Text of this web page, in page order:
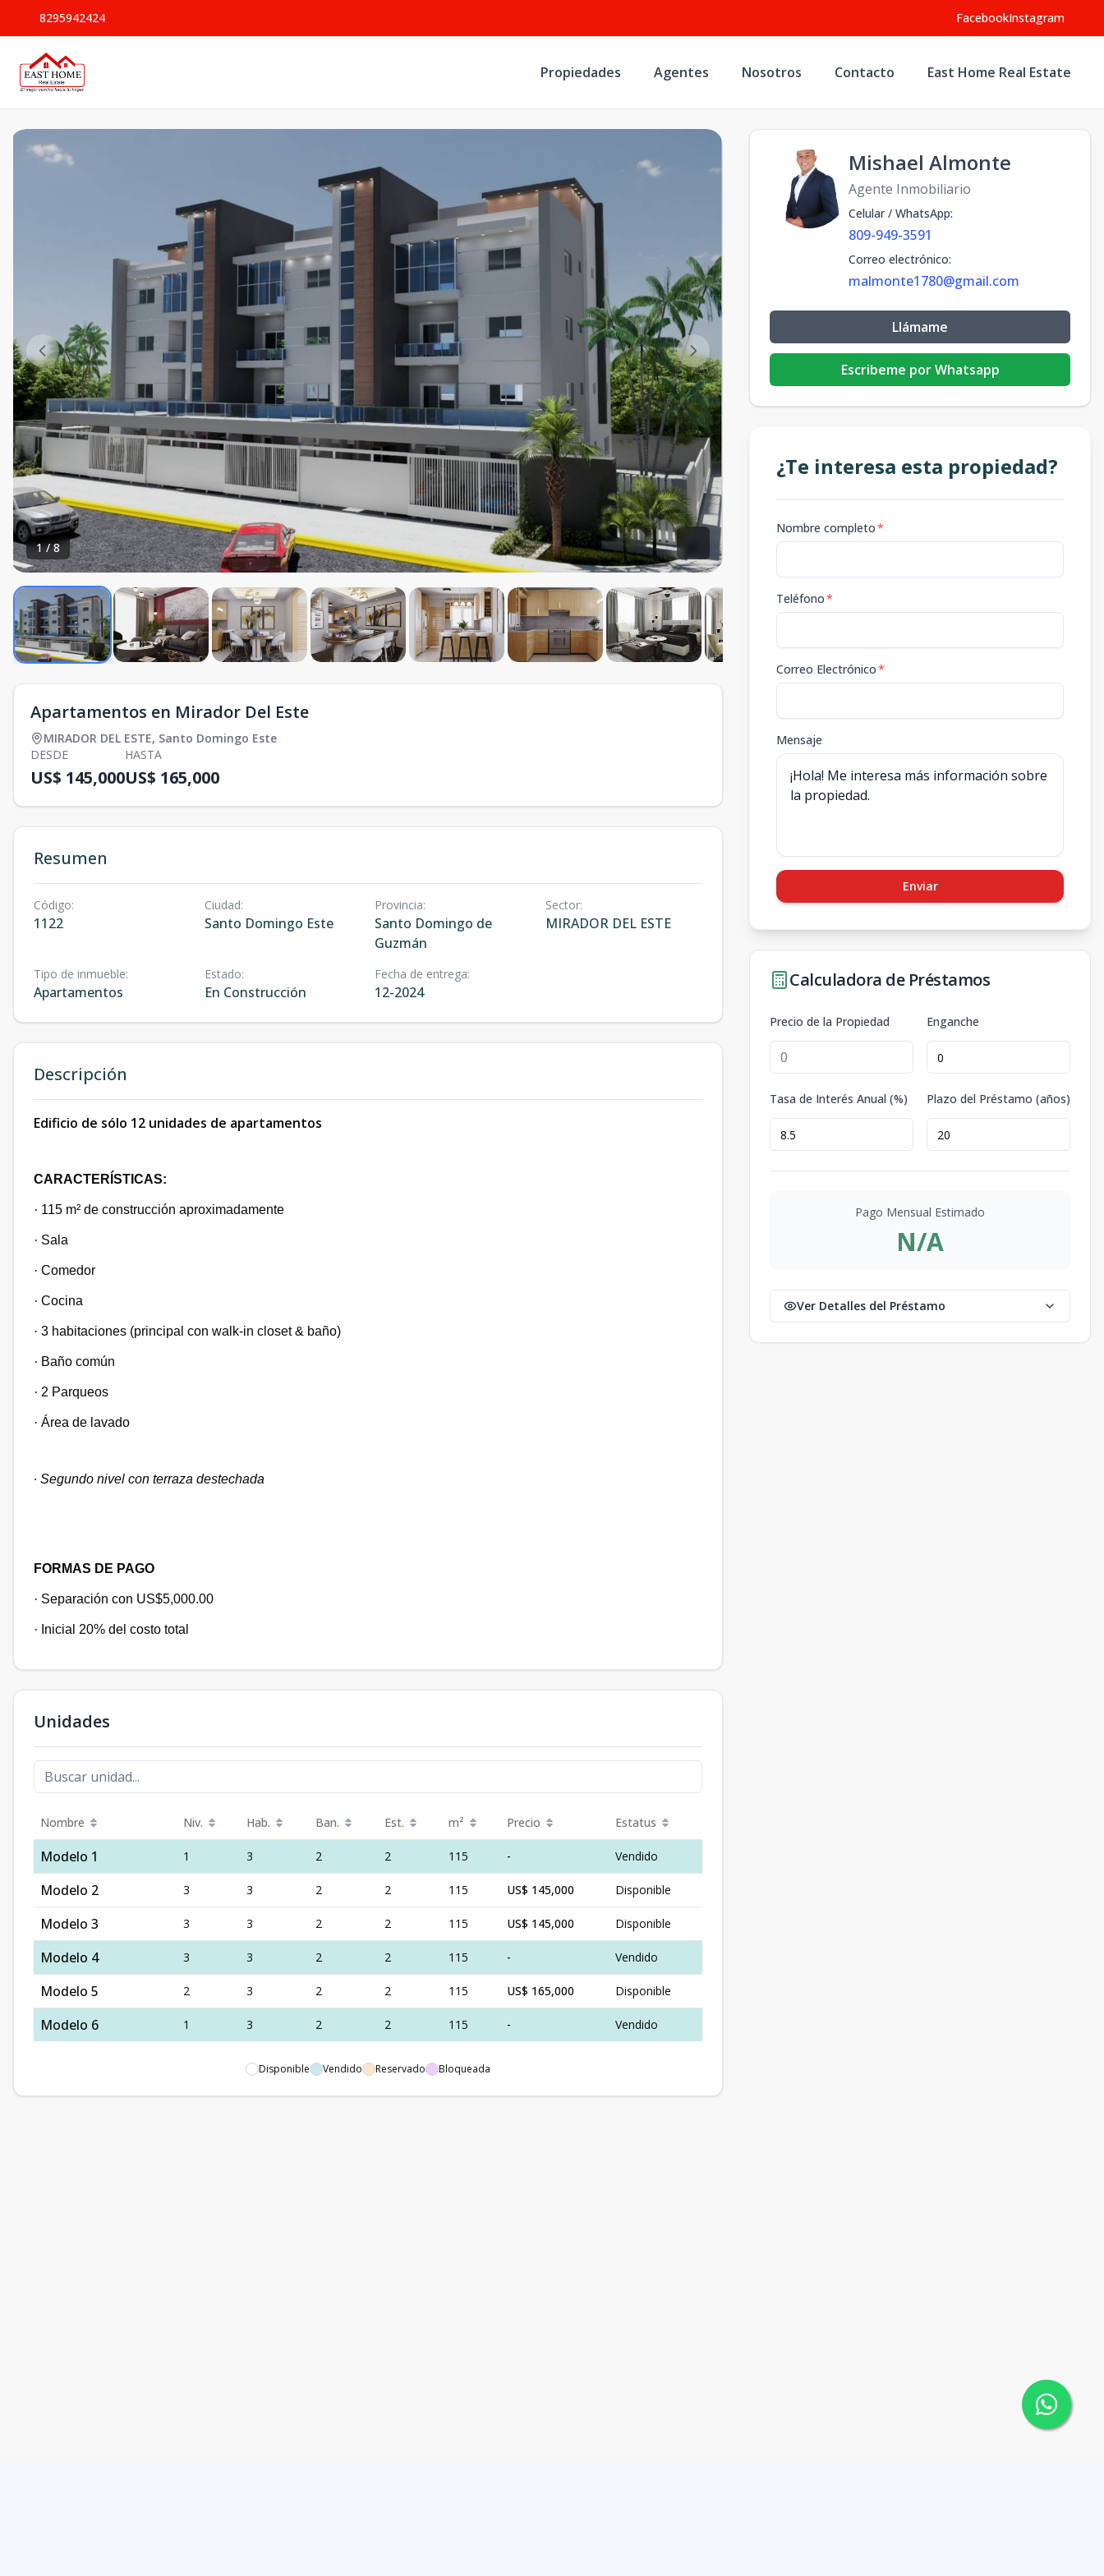
8295942424 FacebookInstagram
Propiedades Agentes Nosotros Contacto East Home Real Estate
1/8
Apartamentos en Mirador Del Este
MIRADOR DEL ESTE, Santo Domingo Este
DESDE
US$ 145,000
HASTA
US$ 165,000
Resumen
Código:
1122
Ciudad:
Santo Domingo Este
Provincia:
Santo Domingo de
Guzmán
Sector:
MIRADOR DEL ESTE
Tipo de inmueble:
Apartamentos
Estado:
En Construcción
Fecha de entrega:
12-2024
Descripción
Edificio de sólo 12 unidades de apartamentos
CARACTERÍSTICAS:
· 115 m² de construcción aproximadamente
· Sala
· Comedor
· Cocina
· 3 habitaciones (principal con walk-in closet & baño)
· Baño común
· 2 Parqueos
· Área de lavado
· Segundo nivel con terraza destechada
FORMAS DE PAGO
· Separación con US$5,000.00
· Inicial 20% del costo total
Unidades
Nombre Niv. Hab. Ban. Est. m² Precio Estatus
Modelo 1 1 3 2 2 115 - Vendido
Modelo 2 3 3 2 2 115 US$ 145,000 Disponible
Modelo 3 3 3 2 2 115 US$ 145,000 Disponible
Modelo 4 3 3 2 2 115 - Vendido
Modelo 5 2 3 2 2 115 US$ 165,000 Disponible
Modelo 6 1 3 2 2 115 - Vendido
Disponible Vendido Reservado Bloqueada
Mishael Almonte
Agente Inmobiliario
Celular / WhatsApp:
809-949-3591
Correo electrónico:
malmonte1780@gmail.com
Llámame
Escribeme por Whatsapp
¿Te interesa esta propiedad?
Nombre completo*
Teléfono*
Correo Electrónico*
Mensaje
Enviar
Calculadora de Préstamos
Precio de la Propiedad Enganche
Tasa de Interés Anual (%) Plazo del Préstamo (años)
Pago Mensual Estimado
N/A
Ver Detalles del Préstamo